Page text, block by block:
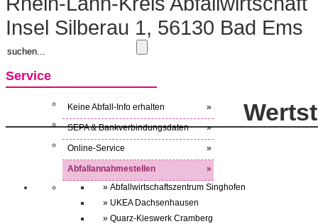
Insel Silberau 1, 56130 Bad Ems
Service
Keine Abfall-Info erhalten »
SEPA & Bankverbindungsdaten »
Online-Service »
Abfallannahmestellen
»
» Abfallwirtschaftszentrum Singhofen
» UKEA Dachsenhausen
» Quarz-Kieswerk Cramberg